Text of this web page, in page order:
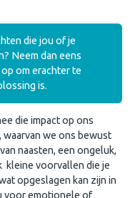
die jou of je
Neem dan eens
om erachter te
is.
die impact op ons
waarvan we ons bewust
naasten, een ongeluk,
kleine voorvallen die je
opgeslagen kan zijn in
voor emotionele of